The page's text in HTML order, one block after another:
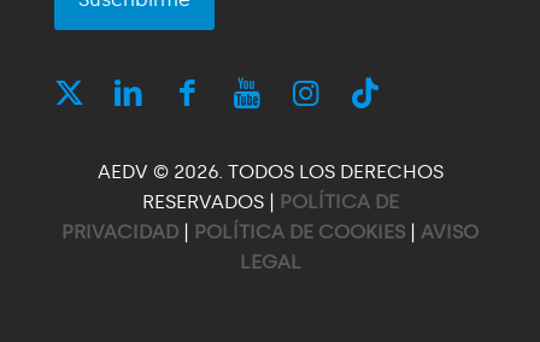
AEDV © 2026. TODOS LOS DERECHOS
RESERVADOS | POLÍTICA DE
PRIVACIDAD | POLÍTICA DE COOKIES | AVISO
LEGAL